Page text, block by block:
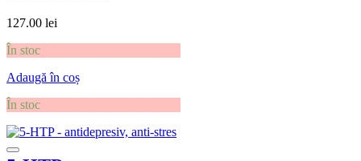
127.00 lei
În stoc
Adaugă în coș
În stoc